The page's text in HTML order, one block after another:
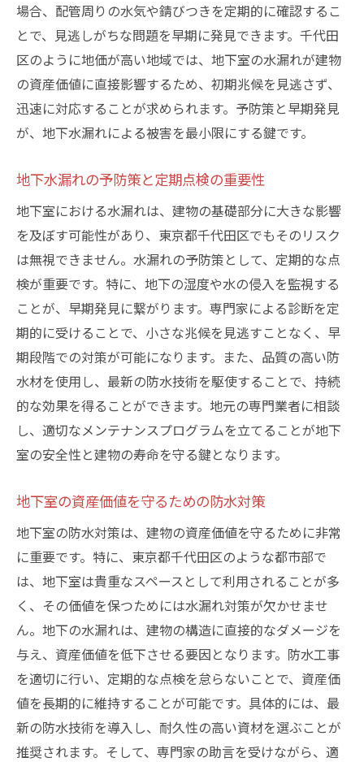
地下室の快適性を維持するための方法
防水施工による生活環境の改善
安心な住まい作りのための全体戦略
家族の健康を守るための防水工事
地域住民との連携による安全対策
場合、配管周りの水気や錆びつきを定期的に確認するこ
とで、見逃しがちな問題を早期に発見できます。千代田
区のように地価が高い地域では、地下室の水漏れが建物
の資産価値に直接影響するため、初期兆候を見逃さず、
迅速に対応することが求められます。予防策と早期発見
が、地下水漏れによる被害を最小限にする鍵です。
地下水漏れの予防策と定期点検の重要性
地下室における水漏れは、建物の基礎部分に大きな影響
を及ぼす可能性があり、東京都千代田区でもそのリスク
は無視できません。水漏れの予防策として、定期的な点
検が重要です。特に、地下の湿度や水の侵入を監視する
ことが、早期発見に繋がります。専門家による診断を定
期的に受けることで、小さな兆候を見逃すことなく、早
期段階での対策が可能になります。また、品質の高い防
水材を使用し、最新の防水技術を駆使することで、持続
的な効果を得ることができます。地元の専門業者に相談
し、適切なメンテナンスプログラムを立てることが地下
室の安全性と建物の寿命を守る鍵となります。
地下室の資産価値を守るための防水対策
地下室の防水対策は、建物の資産価値を守るために非常
に重要です。特に、東京都千代田区のような都市部で
は、地下室は貴重なスペースとして利用されることが多
く、その価値を保つためには水漏れ対策が欠かせませ
ん。地下の水漏れは、建物の構造に直接的なダメージを
与え、資産価値を低下させる要因となります。防水工事
を適切に行い、定期的な点検を怠らないことで、資産価
値を長期的に維持することが可能です。具体的には、最
新の防水技術を導入し、耐久性の高い資材を選ぶことが
推奨されます。そして、専門家の助言を受けながら、適